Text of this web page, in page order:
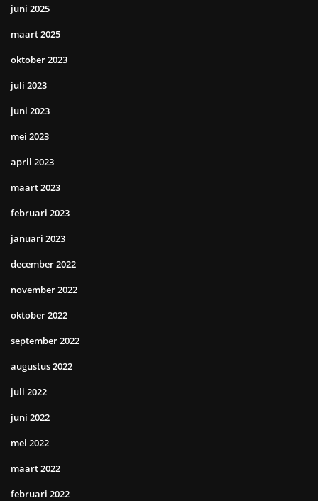
juni 2025
maart 2025
oktober 2023
juli 2023
juni 2023
mei 2023
april 2023
maart 2023
februari 2023
januari 2023
december 2022
november 2022
oktober 2022
september 2022
augustus 2022
juli 2022
juni 2022
mei 2022
maart 2022
februari 2022